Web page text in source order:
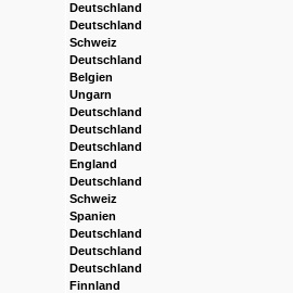
Deutschland
Deutschland
Schweiz
Deutschland
Belgien
Ungarn
Deutschland
Deutschland
Deutschland
England
Deutschland
Schweiz
Spanien
Deutschland
Deutschland
Deutschland
Finnland